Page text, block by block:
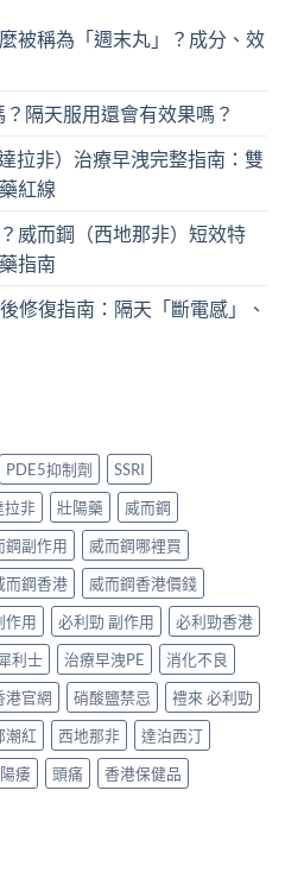
被稱為「週末丸」？成分、效
隔天服用還會有效果嗎？
拉非）治療早洩完整指南：雙
紅線
威而鋼（西地那非）短效特
指南
修復指南：隔天「斷電感」、
PDE5抑制劑
SSRI
拉非 壯陽藥
威而鋼
鋼副作用
威而鋼哪裡買
而鋼香港
威而鋼香港價錢
作用 必利勁 副作用
必利勁香港
利士 治療早洩PE
消化不良
港官網 硝酸鹽禁忌
禮來 必利勁
潮紅 西地那非
達泊西汀
陽痿 頭痛
香港保健品